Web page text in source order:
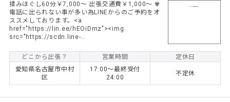
揉みほぐし60分￥7,000～ 出張交通費￥1,000～ ✾
電話に出られない事が多い為LINEからのご予約をオ
ススメしております。<a
href="https://lin.ee/hEOiDmz"><img
src="https://scdn.line-
だち追加" height="36" border="0"></a>
どこから出張？ 営業時間
定休日
愛知県名古屋市中村
区
17:00～最終受付
24:00
不定休